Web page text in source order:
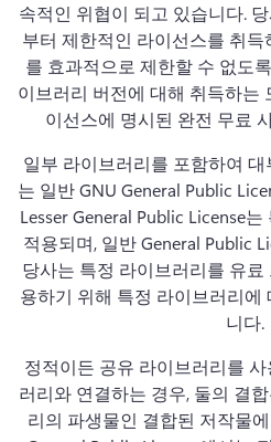
속적인 위협이 되고 있습니다.
부터 제한적인 라이선스를 취
를 효과적으로 제한할 수 없도
이브러리 버전에 대해 취득하는
이선스에 명시된 완전 무료
일부 라이브러리를 포함하여
는 일반 GNU General Public
Lesser General Public License
당사는 특정 라이브러리를 유
용하기 위해 특정 라이브러리
니다.
정적이든 공유 라이브러리를
러리와 연결하는 경우, 둘의 결
리의 파생물인 결합된 저작물